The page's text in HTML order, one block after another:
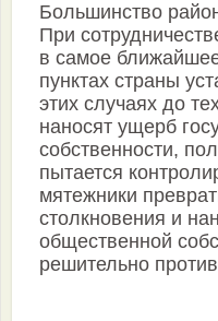
Большинство
При
в самое
пунктах страны
этих случаях до
наносят ущерб
собственности,
пытается
мятежники
столкновения и
общественной
решительно